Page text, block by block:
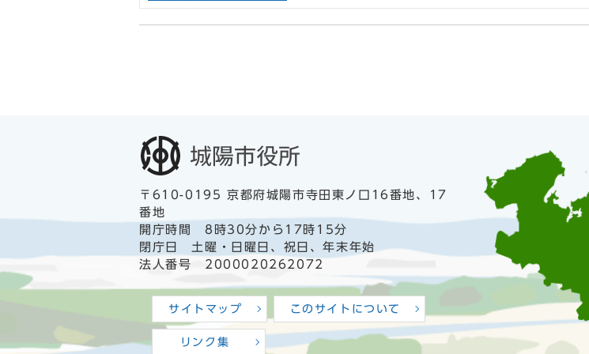
〒610-0195 京都府城陽市寺田東ノ口16番地、17
番地
開庁時間 8時30分から17時15分
閉庁日 土曜・日曜日、祝日、年末年始
法人番号 2000020262072
サイトマップ このサイトについて
リンク集